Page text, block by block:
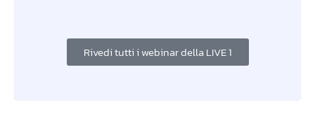
Rivedi tutti i webinar della LIVE 1